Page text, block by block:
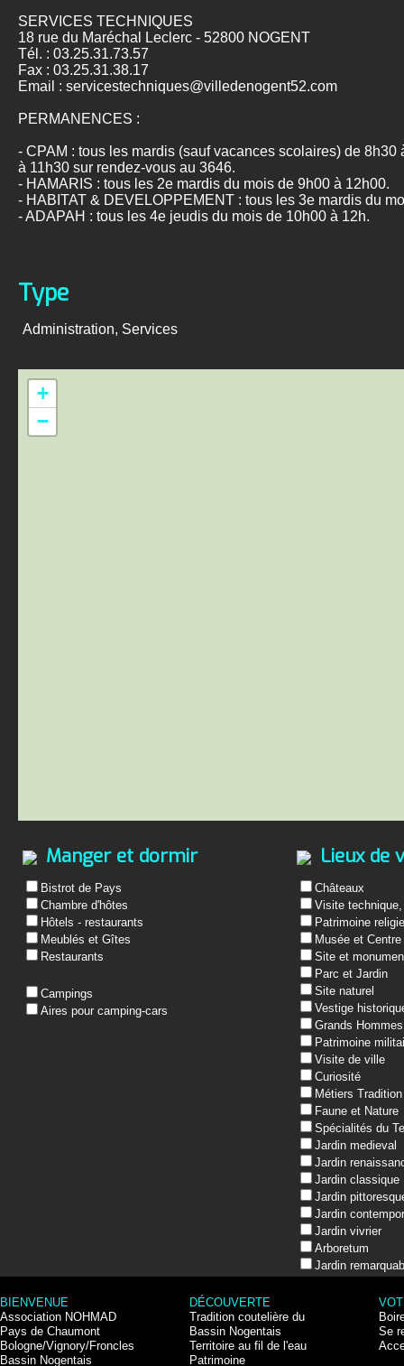
SERVICES TECHNIQUES
18 rue du Maréchal Leclerc - 52800 NOGENT
Tél. : 03.25.31.73.57
Fax : 03.25.31.38.17
Email : servicestechniques@villedenogent52.com
PERMANENCES :
- CPAM : tous les mardis (sauf vacances scolaires) de
à 11h30 sur rendez-vous au 3646.
- HAMARIS : tous les 2e mardis du mois de 9h00 à 12h00.
- HABITAT & DEVELOPPEMENT : tous les 3e mardis du
- ADAPAH : tous les 4e jeudis du mois de 10h00 à 12h.
Type
Administration, Services
+
−
Manger et dormir
Bistrot de Pays
Chambre d'hôtes
Hôtels - restaurants
Meublés et Gîtes
Restaurants
Campings
Aires pour camping-cars
Lieux de
Châteaux
Visite
Patrimoine
Musée et
Site et
Parc et Jardin
Site naturel
Vestige
Grands Hommes
Patrimoine
Visite de ville
Curiosité
Métiers
Faune et Nature
Spécialités du
Jardin medieval
Jardin
Jardin classique
Jardin
Jardin
Jardin vivrier
Arboretum
Jardin
BIENVENUE
Association NOHMAD
Pays de Chaumont
Bologne/Vignory/Froncles
Bassin Nogentais
DÉCOUVERTE
Tradition coutelière du
Bassin Nogentais
Territoire au fil de l'eau
Patrimoine
Se